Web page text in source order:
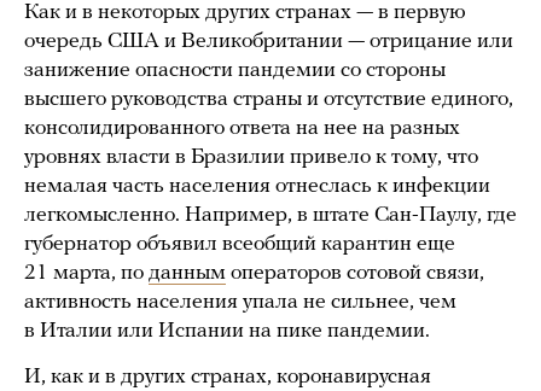
Как и в некоторых других странах — в первую
очередь США и Великобритании — отрицание или
занижение опасности пандемии со стороны
высшего руководства страны и отсутствие единого,
консолидированного ответа на нее на разных
уровнях власти в Бразилии привело к тому, что
немалая часть населения отнеслась к инфекции
легкомысленно. Например, в штате Сан-Паулу, где
губернатор объявил всеобщий карантин еще
21 марта, по данным операторов сотовой связи,
активность населения упала не сильнее, чем
в Италии или Испании на пике пандемии.
И, как и в других странах, коронавирусная